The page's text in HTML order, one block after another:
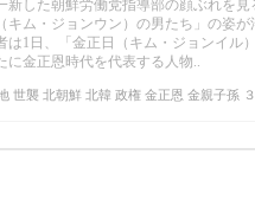
した朝鮮労働党指導部の顔ぶれを見
キム・ジョンウン）の男たち」の姿が
は1日、「金正日（キム・ジョンイル
に金正恩時代を代表する人物..
世襲 北朝鮮 北韓 政権 金正恩 金親子孫